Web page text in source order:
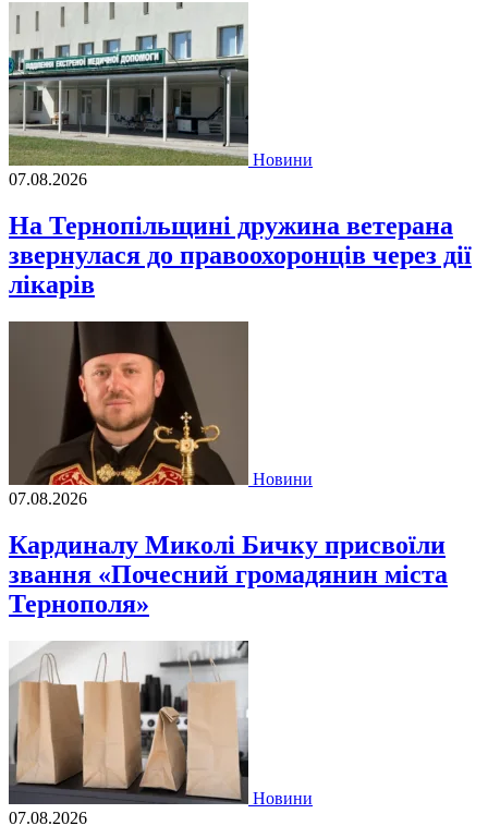
Новини
07.08.2026
На Тернопільщині дружина ветерана
звернулася до правоохоронців через дії
лікарів
Новини
07.08.2026
Кардиналу Миколі Бичку присвоїли
звання «Почесний громадянин міста
Тернополя»
Новини
07.08.2026